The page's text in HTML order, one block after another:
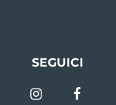
SEGUICI